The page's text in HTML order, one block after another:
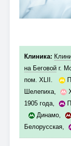
Клиника:
на Беговой г.
пом. XLII.
Шелепиха,
1905 года,
Динамо,
Белорусская,